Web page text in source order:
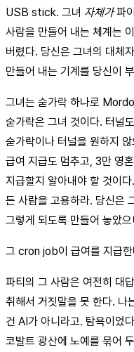
USB stick. 그녀 자체가파
사람을 만들어 내는 체계는
버렸다. 당신은 그녀의 대체
만들어 내는 기계를 당신이
그녀는 숟가락 하나로
숟가락은 그녀 것이다. 터널
숟가락이나 터널을 원하지
급여 지급도 멈추고, 3만 영
지급할지 알아내야 할 것이
든 사람을 고용하라. 당신은
그렇게 되도록 만들어 놓았으
그 cron job이 급여를 지급
파티의 그 사람은 여전히 대
취해서 거짓말을 못 한다. 나
건 AI가 아니라고. 탐욕이었
코발트 광산에 노예를 묶어